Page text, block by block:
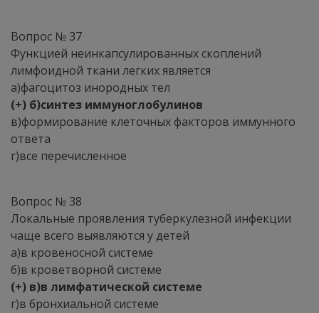
Вопрос № 37
Функцией неинкапсулированных скоплений
лимфоидной ткани легких является
а)фагоцитоз инородных тел
(+) б)синтез иммуноглобулинов
в)формирование клеточных факторов иммунного
ответа
г)все перечисленное
Вопрос № 38
Локальные проявления туберкулезной инфекции
чаще всего выявляются у детей
а)в кровеносной системе
б)в кроветворной системе
(+) в)в лимфатической системе
г)в бронхиальной системе